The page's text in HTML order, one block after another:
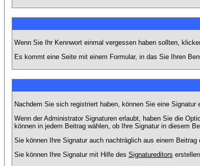
Wenn Sie Ihr Kennwort einmal vergessen haben sollten,
Es kommt eine Seite mit einem Formular, in das Sie Ihren
Nachdem Sie sich registriert haben, können Sie eine
Wenn der Administrator Signaturen erlaubt, haben Sie die
können in jedem Beitrag wählen, ob Ihre Signatur in diesem
Sie können Ihre Signatur auch nachträglich aus einem
Sie können Ihre Signatur mit Hilfe des Signatureditors